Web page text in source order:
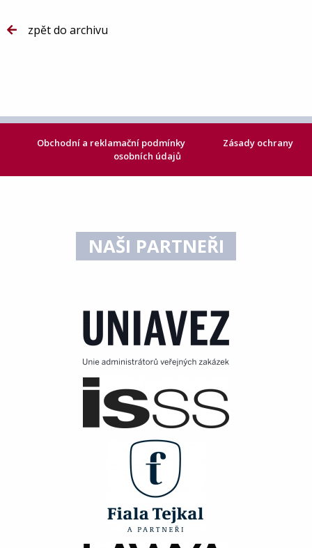
zpět do archivu
Obchodní a reklamační podmínky
Zásady ochrany
osobních údajů
NAŠI PARTNEŘI